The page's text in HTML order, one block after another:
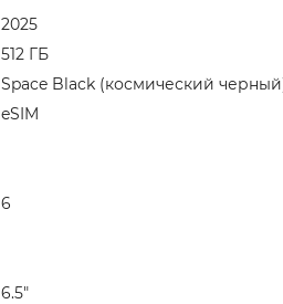
2025
512 ГБ
Space Black (космический
eSIM
6
6.5"